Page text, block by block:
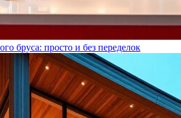
бруса: просто и без переделок